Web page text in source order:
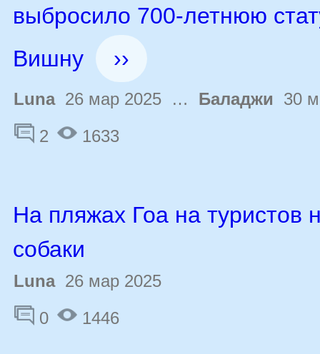
выбросило 700-летнюю
Вишну
››
Luna26 мар 2025 … Баладжи 30
2
1633
На пляжах Гоа на туристов
собаки
Luna26 мар 2025
0
1446